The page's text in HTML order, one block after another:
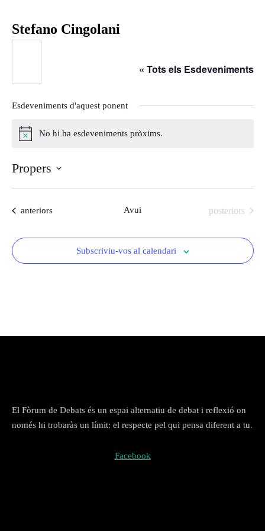
Stefano Cingolani
« Tots els Esdeveniments
Esdeveniments d'aquest ponent
Avís
No hi ha esdeveniments pròxims.
Propers
data.
Esdeveniments
anteriors Avui Esdeveniments
posteriors
Subscriviu-vos al calendari
El Fòrum de Debats és un espai alternatiu de debat i reflexió on
només hi trobaràs un límit: el respecte pel qui pensa diferent a tu.
Facebook